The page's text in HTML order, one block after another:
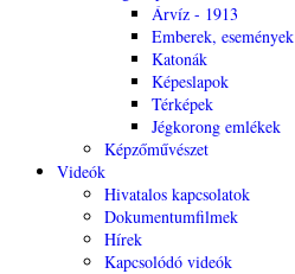
Árvíz - 1913
Emberek, események
Katonák
Képeslapok
Térképek
Jégkorong emlékek
Képzőművészet
Videók
Hivatalos kapcsolatok
Dokumentumfilmek
Hírek
Kapcsolódó videók